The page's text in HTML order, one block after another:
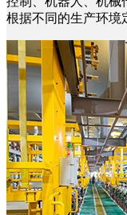
根据不同的生产环境